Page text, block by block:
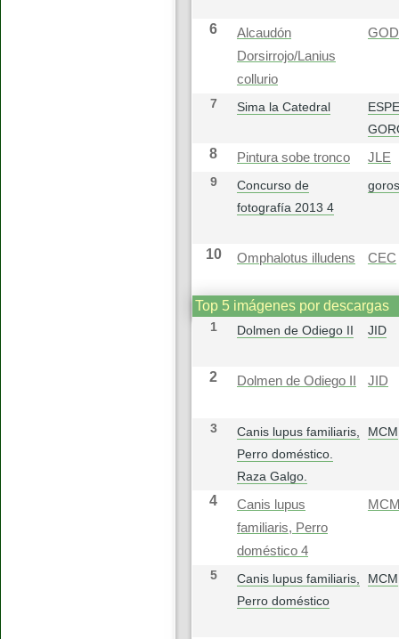
6
Alcaudón
Dorsirrojo/Lanius
collurio
GOD
7 Sima la Catedral
8 Pintura sobe tronco
JLE
9
Concurso de
fotografía 2013 4
10 Omphalotus illudens CEC
Top 5 imágenes por descargas
1 Dolmen de Odiego II JID
2 Dolmen de Odiego II JID
3
Canis lupus familiaris,
Perro doméstico.
Raza Galgo.
MCM
4
Canis lupus
familiaris, Perro
doméstico 4
5
Canis lupus familiaris,
Perro doméstico
MCM